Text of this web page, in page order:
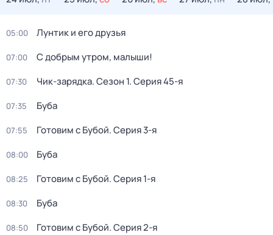
05:00 Лунтик и его друзья
07:00 С добрым утром, малыши!
07:30 Чик-зарядка. Сезон 1. Серия 45-я
07:35 Буба
07:55 Готовим с Бубой. Серия 3-я
08:00 Буба
08:25 Готовим с Бубой. Серия 1-я
08:30 Буба
08:50 Готовим с Бубой. Серия 2-я